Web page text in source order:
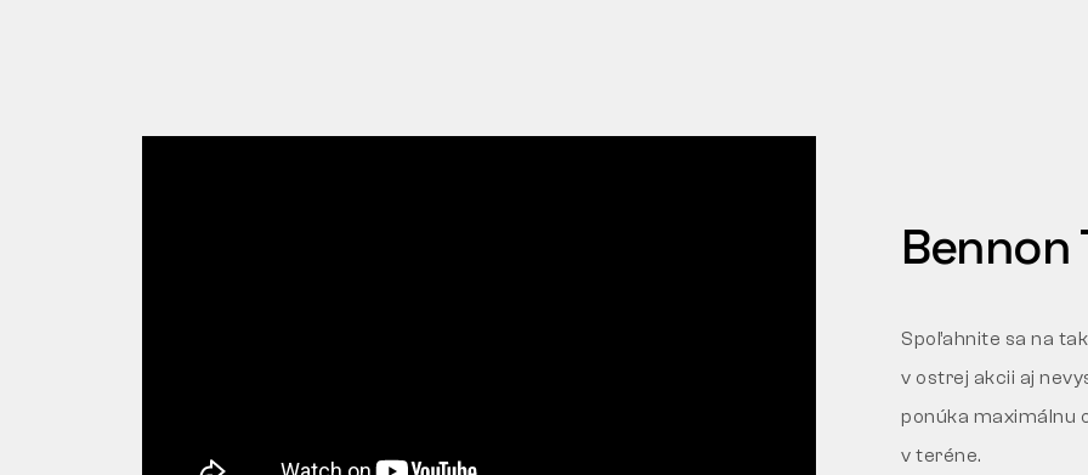
Bennon
Spoľahnite sa na
v ostrej akcii aj
ponúka maximálnu
v teréne.